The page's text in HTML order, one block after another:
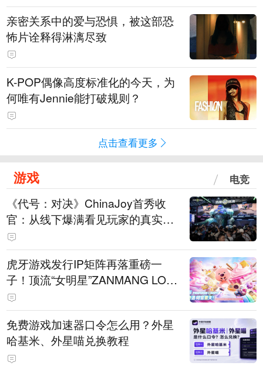
亲密关系中的爱与恐惧，被这部恐
怖片诠释得淋漓尽致
K-POP偶像高度标准化的今天，为
何唯有Jennie能打破规则？
点击查看更多
游戏 电竞
《代号：对决》ChinaJoy首秀收
官：从线下爆满看见玩家的真实期
待
虎牙游戏发行IP矩阵再落重磅一
子！顶流“女明星”ZANMANG LOO
PY 正版3D消除手游《消消奇遇》
惊喜曝光
免费游戏加速器口令怎么用？外星
哈基米、外星喵兑换教程